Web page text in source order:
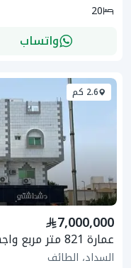
20
واتساب
2.6 كم
7,000,000
عمارة 821 متر مربع واجهة جنوبية
السداد، الطائف